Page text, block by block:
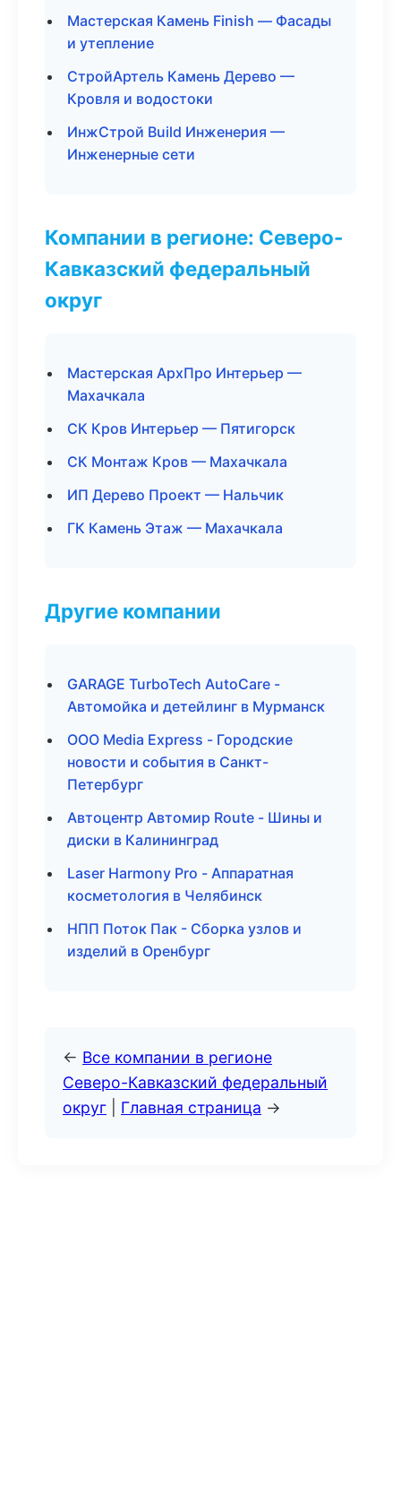
Мастерская Камень Finish — Фасады
и утепление
СтройАртель Камень Дерево —
Кровля и водостоки
ИнжСтрой Build Инженерия —
Инженерные сети
Компании в регионе: Северо-
Кавказский федеральный
округ
Мастерская АрхПро Интерьер —
Махачкала
СК Кров Интерьер — Пятигорск
СК Монтаж Кров — Махачкала
ИП Дерево Проект — Нальчик
ГК Камень Этаж — Махачкала
Другие компании
GARAGE TurboTech AutoCare -
Автомойка и детейлинг в Мурманск
ООО Media Express - Городские
новости и события в Санкт-
Петербург
Автоцентр Автомир Route - Шины и
диски в Калининград
Laser Harmony Pro - Аппаратная
косметология в Челябинск
НПП Поток Пак - Сборка узлов и
изделий в Оренбург
← Все компании в регионе
Северо-Кавказский федеральный
округ
Главная страница →